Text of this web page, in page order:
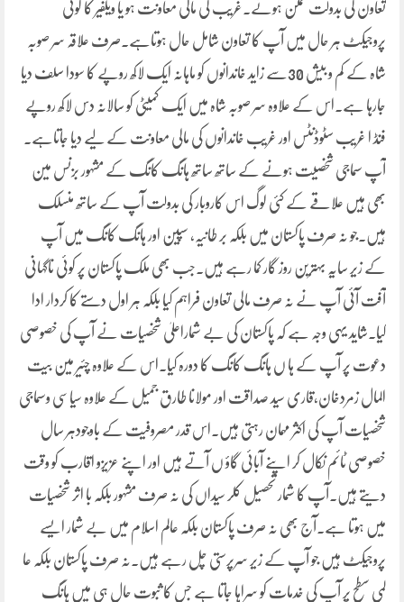
تعاون کی بدولت ممکن ہوئے۔غریب کی مالی معاونت ہو یا ویلفیر کا کوئی
پروجیکٹ ہر حال میں آپ کا تعاون شامل حال ہوتاہے۔صرف علاقہ سر صوبہ
شاہ کے کم و بیش 30سے زاید خاندانوں کو ماہانہ ایک لاکھ روپے کا سودا سلف دیا
جارہا ہے۔اس کے علاوہ سر صوبہ شاہ میں ایک کمیٹی کو سالانہ دس لاکھ روپے
فنڈ ا غریب سٹوڈنٹس اور غریب خاندانوں کی مالی معاونت کے لیے دیا جاتاہے۔
آپ سماجی شخصیت ہونے کے ساتھ ساتھ ہانگ کانگ کے مشہور بزنس مین
بھی ہیں علاقے کے کئی لوگ اس کاروبار کی بدولت آپ کے ساتھ منسلک
ہیں۔جو نہ صرف پاکستان میں بلکہ بر طانیہ، سپین اور ہانگ کانگ میں آپ
کے زیر سایہ بہترین روز گار کما رہے ہیں۔جب بھی ملک پاکستان پر کوئی ناگہانی
آفت آئی آپ نے نہ صرف مالی تعاون فراہم کیا بلکہ ہر اول دستے کا کردار ادا
کیا۔شاید یہی وجہ ہے کہ پاکستان کی بے شماراعلیٰ شخصیات نے آپ کی خصوصی
دعوت پر آپ کے ہا ں ہانگ کانگ کا دورہ کیا۔اس کے علاوہ چئیر مین بیت
المال زمردخان،قاری سید صداقت اور مولانا طارق جمیل کے علاوہ سیاسی وسماجی
شخصیات آپ کی اکثر مہمان رہتی ہیں۔اس قدر مصروفیت کے باوجودہر سال
خصوصی ٹائم نکال کر اپنے آبائی گاؤ ں آتے ہیں اور اپنے عزیزو اقارب کو وقت
دیتے ہیں۔آپ کا شمار تحصیل کلر سیداں کی نہ صرف مشہور بلکہ با اثر شخصیات
میں ہوتا ہے۔آج بھی نہ صرف پاکستان بلکہ عالم اسلام میں بے شمار ایسے
پروجیکٹ ہیں جو آپ کے زیر سرپرستی چل رہے ہیں۔نہ صرف پاکستان بلکہ عا
لمی سطح پر آپ کی خدمات کو سراہا جاتا ہے جس کا ثبوت حال ہی میں ہانگ